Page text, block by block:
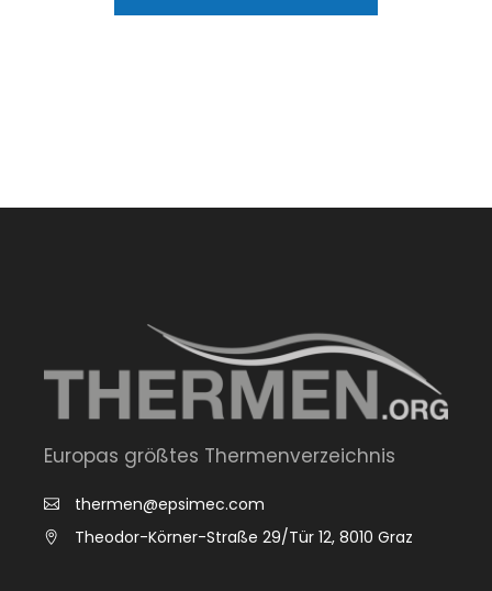
Europas größtes Thermenverzeichnis
thermen@epsimec.com
Theodor-Körner-Straße 29/Tür 12, 8010 Graz